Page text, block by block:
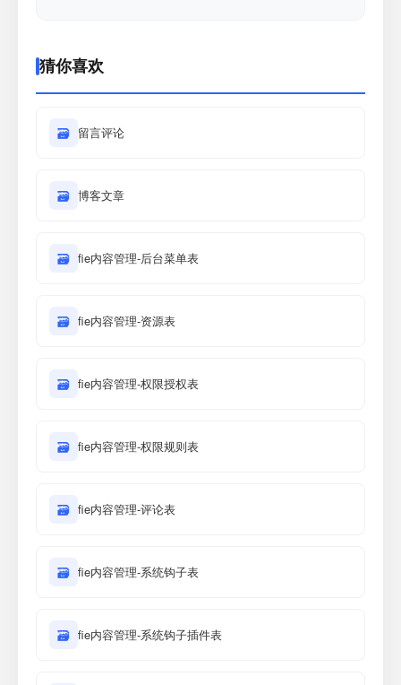
猜你喜欢
🗃 留言评论
🗃 博客文章
🗃 fie内容管理-后台菜单表
🗃 fie内容管理-资源表
🗃 fie内容管理-权限授权表
🗃 fie内容管理-权限规则表
🗃 fie内容管理-评论表
🗃 fie内容管理-系统钩子表
🗃 fie内容管理-系统钩子插件表